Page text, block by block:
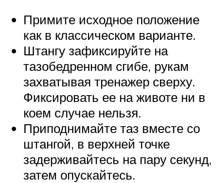
Примите исходное положение
как в классическом варианте.
Штангу зафиксируйте на
тазобедренном сгибе, рукам
захватывая тренажер сверху.
Фиксировать ее на животе ни в
коем случае нельзя.
Приподнимайте таз вместе со
штангой, в верхней точке
задерживайтесь на пару секунд,
затем опускайтесь.